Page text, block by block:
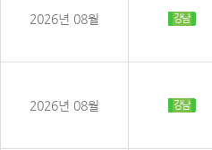
2026년 08월 강남
2026년 08월 강남